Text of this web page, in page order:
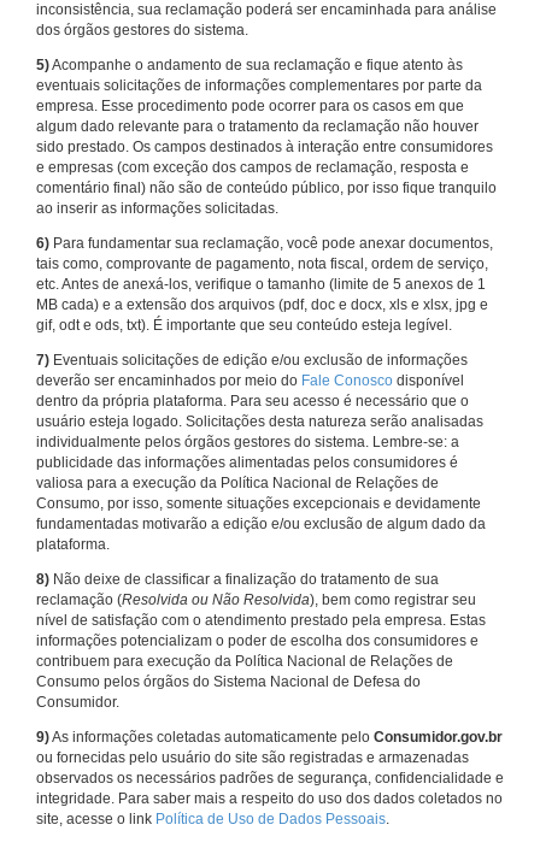
inconsistência, sua reclamação poderá ser encaminhada para análise
dos órgãos gestores do sistema.
5)Acompanhe o andamento de sua reclamação e fique atento às
eventuais solicitações de informações complementares por parte da
empresa. Esse procedimento pode ocorrer para os casos em que
algum dado relevante para o tratamento da reclamação não houver
sido prestado. Os campos destinados à interação entre consumidores
e empresas (com exceção dos campos de reclamação, resposta e
comentário final) não são de conteúdo público, por isso fique tranquilo
ao inserir as informações solicitadas.
6) Para fundamentar sua reclamação, você pode anexar documentos,
tais como, comprovante de pagamento, nota fiscal, ordem de serviço,
etc. Antes de anexá-los, verifique o tamanho (limite de 5 anexos de 1
MB cada) e a extensão dos arquivos (pdf, doc e docx, xls e xlsx, jpg e
gif, odt e ods, txt). É importante que seu conteúdo esteja legível.
7) Eventuais solicitações de edição e/ou exclusão de informações
deverão ser encaminhados por meio do Fale Conosco disponível
dentro da própria plataforma. Para seu acesso é necessário que o
usuário esteja logado. Solicitações desta natureza serão analisadas
individualmente pelos órgãos gestores do sistema. Lembre-se: a
publicidade das informações alimentadas pelos consumidores é
valiosa para a execução da Política Nacional de Relações de
Consumo, por isso, somente situações excepcionais e devidamente
fundamentadas motivarão a edição e/ou exclusão de algum dado da
plataforma.
8) Não deixe de classificar a finalização do tratamento de sua
reclamação (Resolvida ou Não Resolvida), bem como registrar seu
nível de satisfação com o atendimento prestado pela empresa. Estas
informações potencializam o poder de escolha dos consumidores e
contribuem para execução da Política Nacional de Relações de
Consumo pelos órgãos do Sistema Nacional de Defesa do
Consumidor.
9)As informações coletadas automaticamente pelo Consumidor.gov.br
ou fornecidas pelo usuário do site são registradas e armazenadas
observados os necessários padrões de segurança, confidencialidade e
integridade. Para saber mais a respeito do uso dos dados coletados no
site, acesse o link Política de Uso de Dados Pessoais.